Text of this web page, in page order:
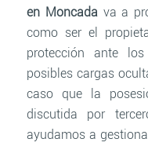
en Moncada va a
como ser el
protección ante los
posibles cargas
caso que la
discutida por
ayudamos a